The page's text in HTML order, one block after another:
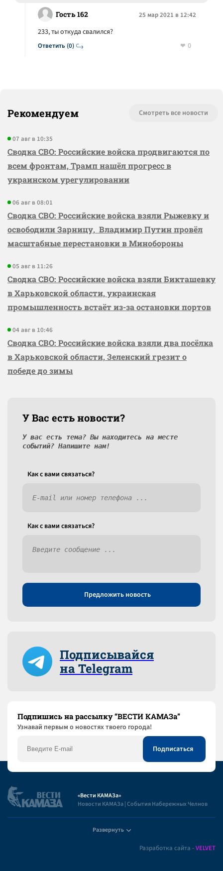
Гость 162 25 мар 2021 в 12:42
Ответить (0)
233, ты откуда свалился?
0
Рекомендуем Смотреть все новости
07 авг в 10:35
Сводка СВО: Российские войска продвигаются по
всем фронтам, Трамп нашёл прогресс в
украинском урегулировании
06 авг в 08:01
Сводка СВО: Российские войска взяли Рыжевку и
освободили Зарницу, Владимир Путин провёл
масштабные перестановки в Минобороны
05 авг в 11:26
Сводка СВО: Российские войска взяли Бикташевку
в Харьковской области, украинская
промышленность встаёт из-за остановки портов
04 авг в 10:46
Сводка СВО: Российские войска взяли два посёлка
в Харьковской области, Зеленский грезит о
победе до зимы
У Вас есть новости?
У вас есть тема? Вы находитесь на месте
событий? Напишите нам!
Как c вами связаться?
Как c вами связаться?
Предложить новость
Подписывайся
на Telegram
Подпишись на рассылку “ВЕСТИ КАМАЗа”
Узнaвай первым о новостях твоего города!
«Вести КАМАЗа»
Новости КАМАЗа | События Набережных Челнов
Развернуть
Разработка сайта -VELVET